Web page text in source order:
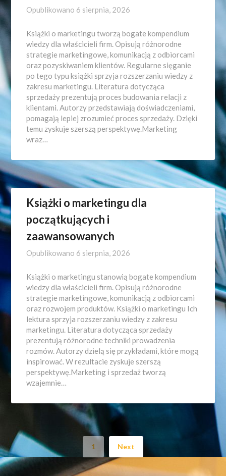
Opublikowano 6 sierpnia, 2026
Książki o marketingu tworzą bogate kompendium
wiedzy dla właścicieli firm. Opisują różnorodne
strategie marketingowe, komunikacją z odbiorcami
oraz pozyskiwaniem klientów. Regularne sięganie
po tego typu książki sprzyja rozszerzaniu wiedzy z
zakresu marketingu. Literatura dotycząca
sprzedaży prezentują proces budowania relacji z
klientami. Autorzy przedstawiają doświadczeniami,
pomagają lepiej zrozumieć proces sprzedaży. Dzięki
temu zyskuje szerszą perspektywę.Marketing
wraz…
Książki o marketingu dla
początkujących i
zaawansowanych
Opublikowano 6 sierpnia, 2026
Książki o marketingu stanowią bogate kompendium
wiedzy dla właścicieli firm. Opisują różnorodne
strategie marketingowe, komunikacją z odbiorcami
oraz rozwojem produktów. Książki o marketingu Ich
lektura sprzyja rozszerzaniu wiedzy z zakresu
marketingu. Literatura dotycząca sprzedaży
prezentują różnorodne techniki prowadzenia
rozmów. Autorzy dzielą się przykładami, które mogą
inspirować. W rezultacie zyskuje szerszą
perspektywę.Marketing i sprzedaż tworzą
wzajemnie…
1 Next